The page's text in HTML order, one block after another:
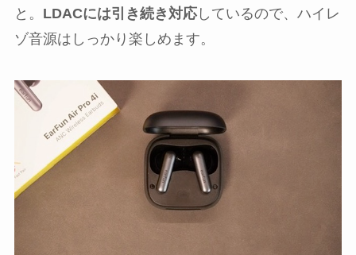
と。 LDACには引き続き対応しているので、ハイレ
ゾ音源はしっかり楽しめます。